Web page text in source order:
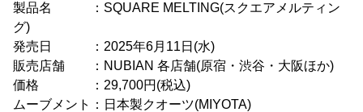
製品名 ：SQUARE MELTING(スクエアメルティン
グ)
発売日 ：2025年6月11日(水)
販売店舗 ：NUBIAN 各店舗(原宿・渋谷・大阪ほか)
価格 ：29,700円(税込)
ムーブメント：日本製クオーツ(MIYOTA)